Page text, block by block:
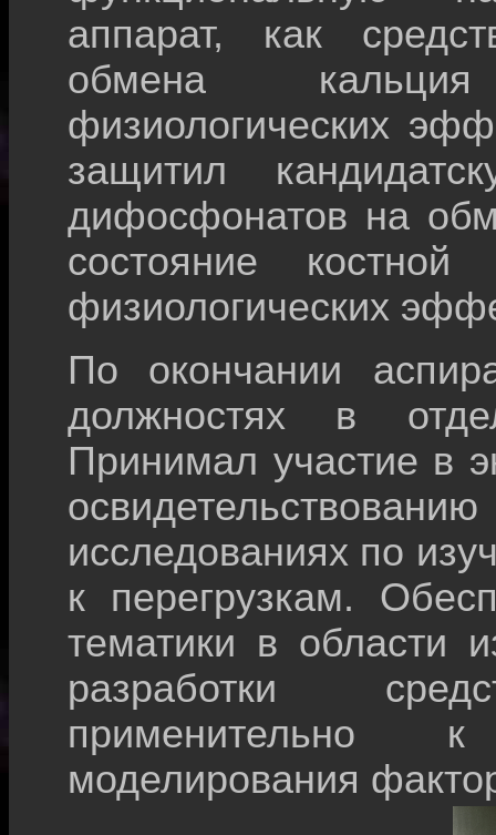
аппарат, как
обмена
физиологических
защитил
дифосфонатов на
состояние
физиологических
По окончании
должностях в
Принимал участие в
исследованиях по
к перегрузкам.
тематики в области
разработки
применительно
моделирования